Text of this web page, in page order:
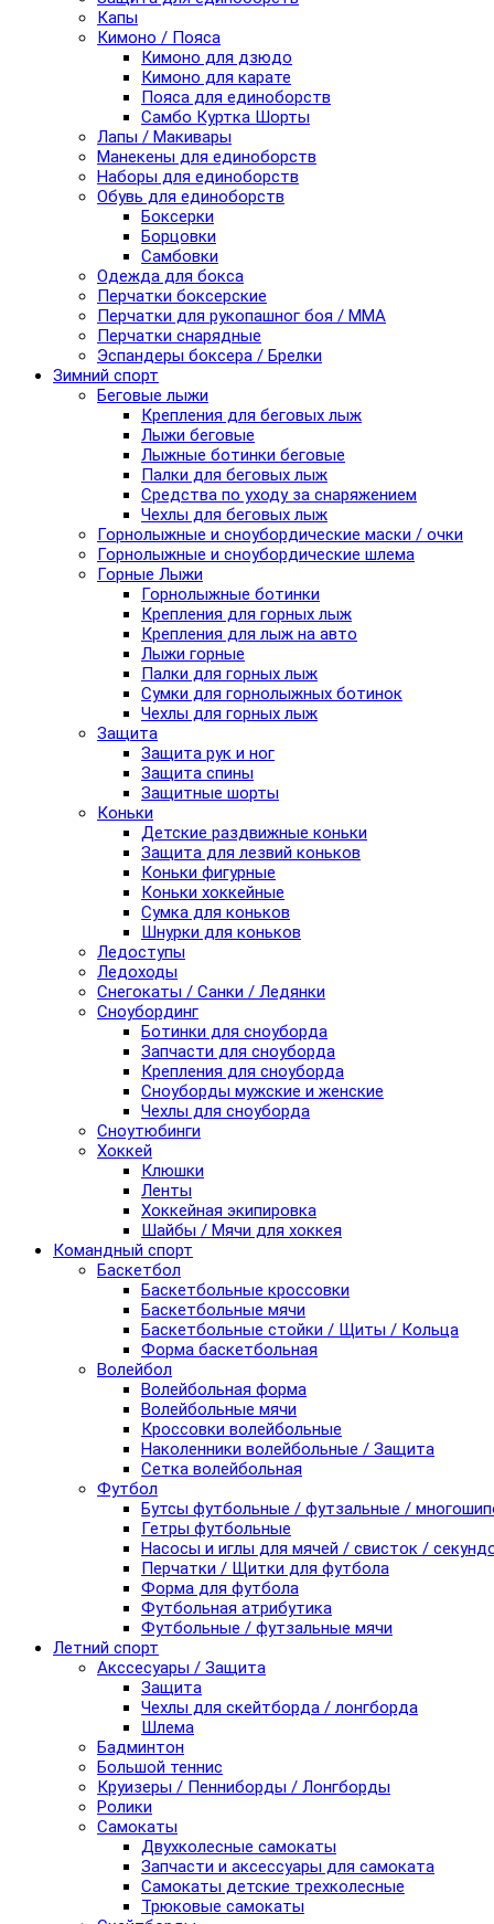
Капы
Кимоно / Пояса
Кимоно для дзюдо
Кимоно для карате
Пояса для единоборств
Самбо Куртка Шорты
Лапы / Макивары
Манекены для единоборств
Наборы для единоборств
Обувь для единоборств
Боксерки
Борцовки
Самбовки
Одежда для бокса
Перчатки боксерские
Перчатки для рукопашног боя / ММА
Перчатки снарядные
Эспандеры боксера / Брелки
Зимний спорт
Беговые лыжи
Крепления для беговых лыж
Лыжи беговые
Лыжные ботинки беговые
Палки для беговых лыж
Средства по уходу за снаряжением
Чехлы для беговых лыж
Горнолыжные и сноубордические маски / очки
Горнолыжные и сноубордические шлема
Горные Лыжи
Горнолыжные ботинки
Крепления для горных лыж
Крепления для лыж на авто
Лыжи горные
Палки для горных лыж
Сумки для горнолыжных ботинок
Чехлы для горных лыж
Защита
Защита рук и ног
Защита спины
Защитные шорты
Коньки
Детские раздвижные коньки
Защита для лезвий коньков
Коньки фигурные
Коньки хоккейные
Сумка для коньков
Шнурки для коньков
Ледоступы
Ледоходы
Снегокаты / Санки / Ледянки
Сноубординг
Ботинки для сноуборда
Запчасти для сноуборда
Крепления для сноуборда
Сноуборды мужские и женские
Чехлы для сноуборда
Сноутюбинги
Хоккей
Клюшки
Ленты
Хоккейная экипировка
Шайбы / Мячи для хоккея
Командный спорт
Баскетбол
Баскетбольные кроссовки
Баскетбольные мячи
Баскетбольные стойки / Щиты / Кольца
Форма баскетбольная
Волейбол
Волейбольная форма
Волейбольные мячи
Кроссовки волейбольные
Наколенники волейбольные / Защита
Сетка волейбольная
Футбол
Бутсы футбольные / футзальные /
Гетры футбольные
Насосы и иглы для мячей / свисток /
Перчатки / Щитки для футбола
Форма для футбола
Футбольная атрибутика
Футбольные / футзальные мячи
Летний спорт
Акссесуары / Защита
Защита
Чехлы для скейтборда / лонгборда
Шлема
Бадминтон
Большой теннис
Круизеры / Пенниборды / Лонгборды
Ролики
Самокаты
Двухколесные самокаты
Запчасти и аксессуары для самоката
Самокаты детские трехколесные
Трюковые самокаты